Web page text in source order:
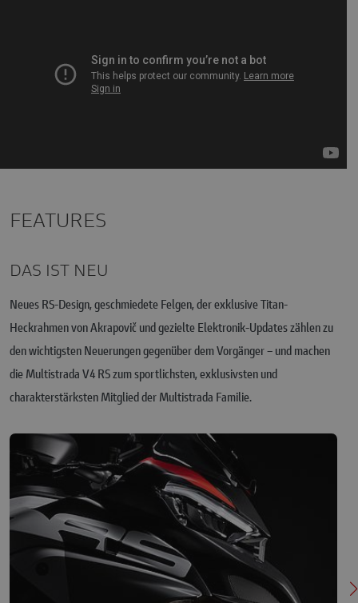
FEATURES
DAS IST NEU
Neues RS-Design, geschmiedete Felgen, der exklusive Titan-
Heckrahmen von Akrapovič und gezielte Elektronik-Updates zählen zu
den wichtigsten Neuerungen gegenüber dem Vorgänger – und machen
die Multistrada V4 RS zum sportlichsten, exklusivsten und
charakterstärksten Mitglied der Multistrada Familie.